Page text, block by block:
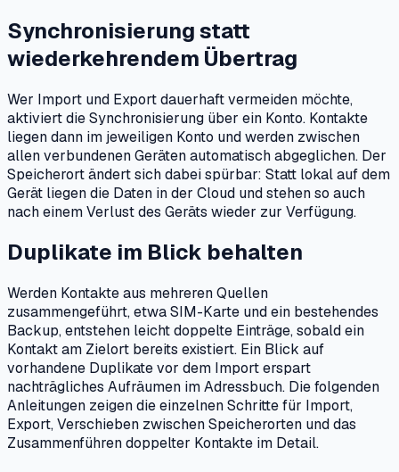
Synchronisierung statt
wiederkehrendem Übertrag
Wer Import und Export dauerhaft vermeiden möchte,
aktiviert die Synchronisierung über ein Konto. Kontakte
liegen dann im jeweiligen Konto und werden zwischen
allen verbundenen Geräten automatisch abgeglichen. Der
Speicherort ändert sich dabei spürbar: Statt lokal auf dem
Gerät liegen die Daten in der Cloud und stehen so auch
nach einem Verlust des Geräts wieder zur Verfügung.
Duplikate im Blick behalten
Werden Kontakte aus mehreren Quellen
zusammengeführt, etwa SIM-Karte und ein bestehendes
Backup, entstehen leicht doppelte Einträge, sobald ein
Kontakt am Zielort bereits existiert. Ein Blick auf
vorhandene Duplikate vor dem Import erspart
nachträgliches Aufräumen im Adressbuch. Die folgenden
Anleitungen zeigen die einzelnen Schritte für Import,
Export, Verschieben zwischen Speicherorten und das
Zusammenführen doppelter Kontakte im Detail.